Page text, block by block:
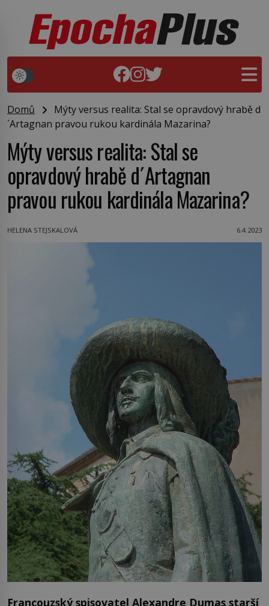
Domů
Mýty versus realita: Stal se opravdový hrabě d
´Artagnan pravou rukou kardinála Mazarina?
Mýty versus realita: Stal se
opravdový hrabě d´Artagnan
pravou rukou kardinála Mazarina?
HELENA STEJSKALOVÁ 6.4.2023
Francouzský spisovatel Alexandre Dumas starší